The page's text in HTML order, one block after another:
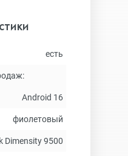
есть
Android 16
фиолетовый
Dimensity 9500